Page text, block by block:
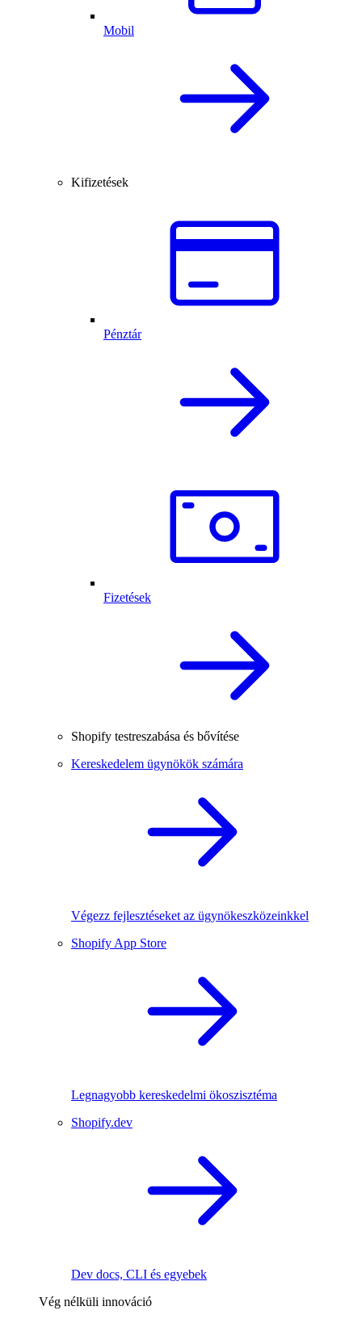
Mobil
Kifizetések
Pénztár
Fizetések
Shopify testreszabása és bővítése
Kereskedelem ügynökök számára
Végezz fejlesztéseket az ügynökeszközeinkkel
Shopify App Store
Legnagyobb kereskedelmi ökoszisztéma
Shopify.dev
Dev docs, CLI és egyebek
Vég nélküli innováció